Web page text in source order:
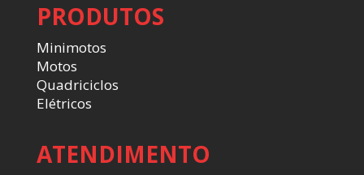
PRODUTOS
Minimotos
Motos
Quadriciclos
Elétricos
ATENDIMENTO